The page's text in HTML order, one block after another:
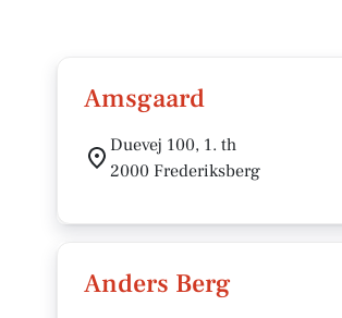
Amsgaard
Duevej 100, 1. th
2000 Frederiksberg
Anders Berg